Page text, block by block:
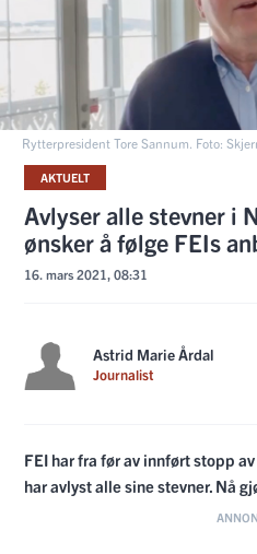
Rytterpresident Tore Sannum. Foto:
AKTUELT
Avlyser alle stevner i
ønsker å følge FEIs
16. mars 2021, 08:31
Astrid Marie Årdal
Journalist
FEI har fra før av innført stopp
har avlyst alle sine stevner. Nå